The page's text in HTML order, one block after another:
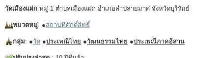
วัดเมืองแฝก หมู่ 1 ตำบลเมืองแฝก อำเภอลำปลายมาศ จังหวัดบุรีรัมย์
หมวดหมู่: ●สถานที่ศักดิ์สิทธิ์
กลุ่ม: ●วัด ●ประเพณีไทย ●วัฒนธรรมไทย ●ประเพณีภาคอีสาน